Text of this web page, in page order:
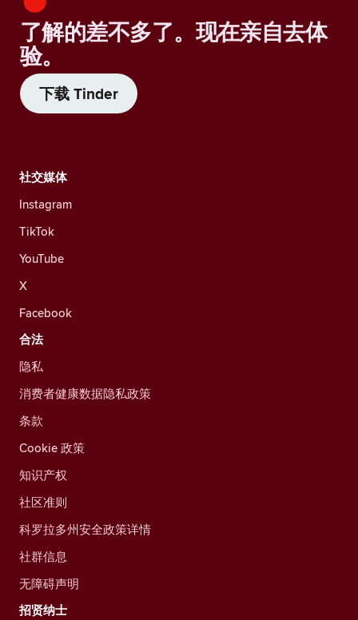
了解的差不多了。现在亲自去体
验。
下载 Tinder
社交媒体
Instagram
TikTok
YouTube
X
Facebook
合法
隐私
消费者健康数据隐私政策
条款
Cookie 政策
知识产权
社区准则
科罗拉多州安全政策详情
社群信息
无障碍声明
招贤纳士